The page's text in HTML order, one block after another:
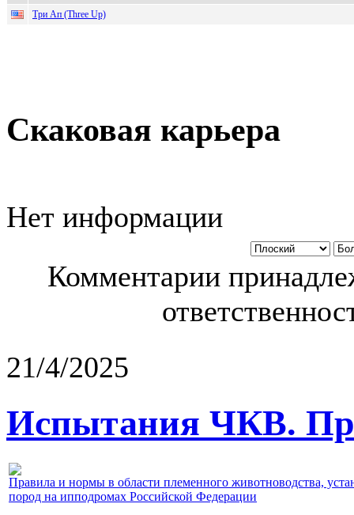
Три Ап (Three Up)
Скаковая карьера
Нет информации
Комментарии
21/4/2025
Испытания ЧКВ.
Правила и нормы в области племенного животноводства,
пород на ипподромах Российской Федерации